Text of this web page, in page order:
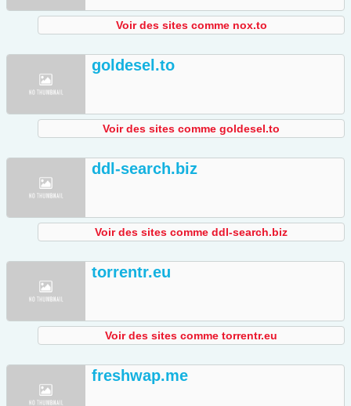
Voir des sites comme nox.to
goldesel.to
Voir des sites comme goldesel.to
ddl-search.biz
Voir des sites comme ddl-search.biz
torrentr.eu
Voir des sites comme torrentr.eu
freshwap.me